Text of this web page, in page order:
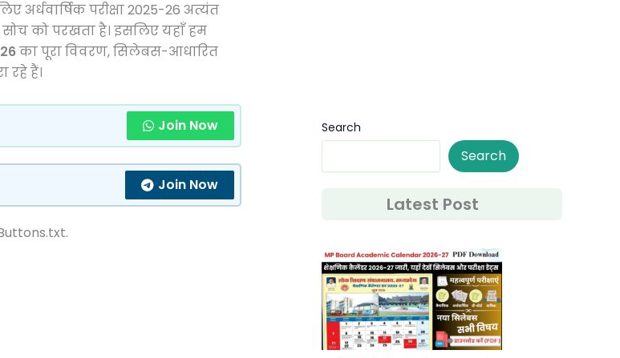
अर्धवार्षिक परीक्षा 2025-26 अत्यंत
सोच को परखता है। इसलिए यहाँ हम
का पूरा विवरण, सिलेबस-आधारित
रहे हैं।
Join Now
Join Now
Search
Search
Latest Post